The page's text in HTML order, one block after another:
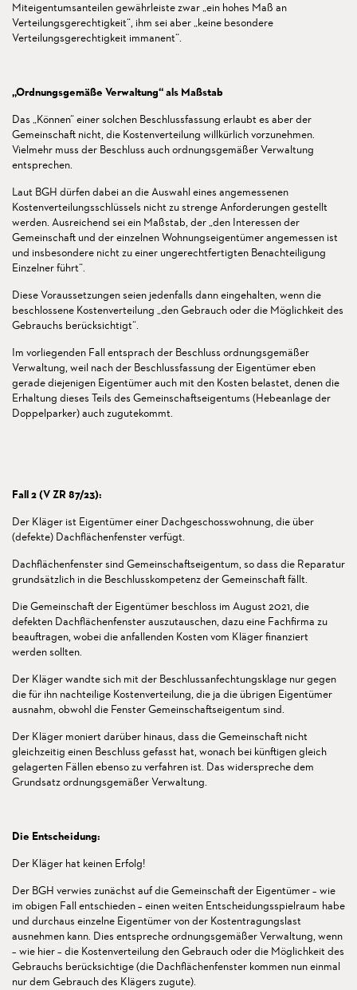
Miteigentumsanteilen gewährleiste zwar „ein hohes Maß an
Verteilungsgerechtigkeit“, ihm sei aber „keine besondere
Verteilungsgerechtigkeit immanent“.
„Ordnungsgemäße Verwaltung“ als Maßstab
Das „Können“ einer solchen Beschlussfassung erlaubt es aber der
Gemeinschaft nicht, die Kostenverteilung willkürlich vorzunehmen.
Vielmehr muss der Beschluss auch ordnungsgemäßer Verwaltung
entsprechen.
Laut BGH dürfen dabei an die Auswahl eines angemessenen
Kostenverteilungsschlüssels nicht zu strenge Anforderungen gestellt
werden. Ausreichend sei ein Maßstab, der „den Interessen der
Gemeinschaft und der einzelnen Wohnungseigentümer angemessen ist
und insbesondere nicht zu einer ungerechtfertigten Benachteiligung
Einzelner führt“.
Diese Voraussetzungen seien jedenfalls dann eingehalten, wenn die
beschlossene Kostenverteilung „den Gebrauch oder die Möglichkeit des
Gebrauchs berücksichtigt“.
Im vorliegenden Fall entsprach der Beschluss ordnungsgemäßer
Verwaltung, weil nach der Beschlussfassung der Eigentümer eben
gerade diejenigen Eigentümer auch mit den Kosten belastet, denen die
Erhaltung dieses Teils des Gemeinschaftseigentums (Hebeanlage der
Doppelparker) auch zugutekommt.
Fall 2 (V ZR 87/23):
Der Kläger ist Eigentümer einer Dachgeschosswohnung, die über
(defekte) Dachflächenfenster verfügt.
Dachflächenfenster sind Gemeinschaftseigentum, so dass die Reparatur
grundsätzlich in die Beschlusskompetenz der Gemeinschaft fällt.
Die Gemeinschaft der Eigentümer beschloss im August 2021, die
defekten Dachflächenfenster auszutauschen, dazu eine Fachfirma zu
beauftragen, wobei die anfallenden Kosten vom Kläger finanziert
werden sollten.
Der Kläger wandte sich mit der Beschlussanfechtungsklage nur gegen
die für ihn nachteilige Kostenverteilung, die ja die übrigen Eigentümer
ausnahm, obwohl die Fenster Gemeinschaftseigentum sind.
Der Kläger moniert darüber hinaus, dass die Gemeinschaft nicht
gleichzeitig einen Beschluss gefasst hat, wonach bei künftigen gleich
gelagerten Fällen ebenso zu verfahren ist. Das widerspreche dem
Grundsatz ordnungsgemäßer Verwaltung.
Die Entscheidung:
Der Kläger hat keinen Erfolg!
Der BGH verwies zunächst auf die Gemeinschaft der Eigentümer – wie
im obigen Fall entschieden – einen weiten Entscheidungsspielraum habe
und durchaus einzelne Eigentümer von der Kostentragungslast
ausnehmen kann. Dies entspreche ordnungsgemäßer Verwaltung, wenn
– wie hier – die Kostenverteilung den Gebrauch oder die Möglichkeit des
Gebrauchs berücksichtige (die Dachflächenfenster kommen nun einmal
nur dem Gebrauch des Klägers zugute).